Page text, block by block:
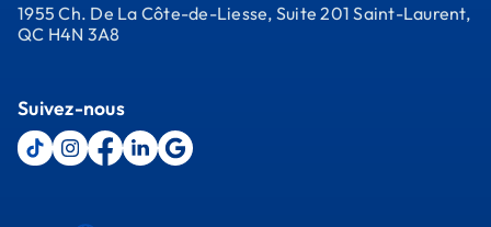
1955 Ch. De La Côte-de-Liesse, Suite 201 Saint-Laurent,
QC H4N 3A8
Suivez-nous